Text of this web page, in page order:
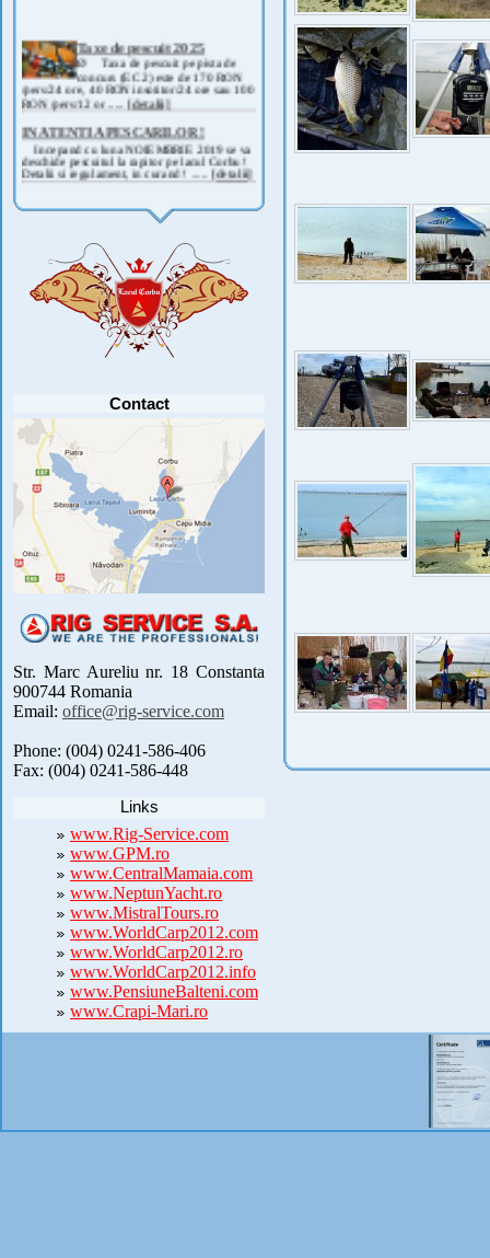
Taxe de pescuit 2025
Ø Taxa de pescuit pe pista de
concurs (EC 2) este de 170 RON
/pers/24 ore, 40 RON insotitor/24 ore sau 100
RON /pers/12 or .....[detalii]
Incepand cu luna NOIEMBRIE 2019 se va
deschide pescuitul la rapitor pe lacul Corbu !
Detalii si regulament, in curand ! .....[detalii]
AVAND IN VEDERE SITUATIA ACTUALA -
COVID 19- DIN MOTIVE DE SIGURANTA ,
PRECUM SI RETRAGEREA UNOR
PARTICIPANTI ..... [detalii]
Anunt important
Va anuntam ca editia 30 a concursului de
pescuit CUPA RIG la CRAP din perioada 2-5
septembrie 2021 se reprogrameaza pentru luna
Avansul in .....
Contact
Str. Marc Aureliu nr. 18 Constanta
900744 Romania
Email: office@rig-service.com
Phone: (004) 0241-586-406
Fax: (004) 0241-586-448
Links
www.Rig-Service.com
www.GPM.ro
www.CentralMamaia.com
www.NeptunYacht.ro
www.MistralTours.ro
www.WorldCarp2012.com
www.WorldCarp2012.ro
www.WorldCarp2012.info
www.PensiuneBalteni.com
www.Crapi-Mari.ro